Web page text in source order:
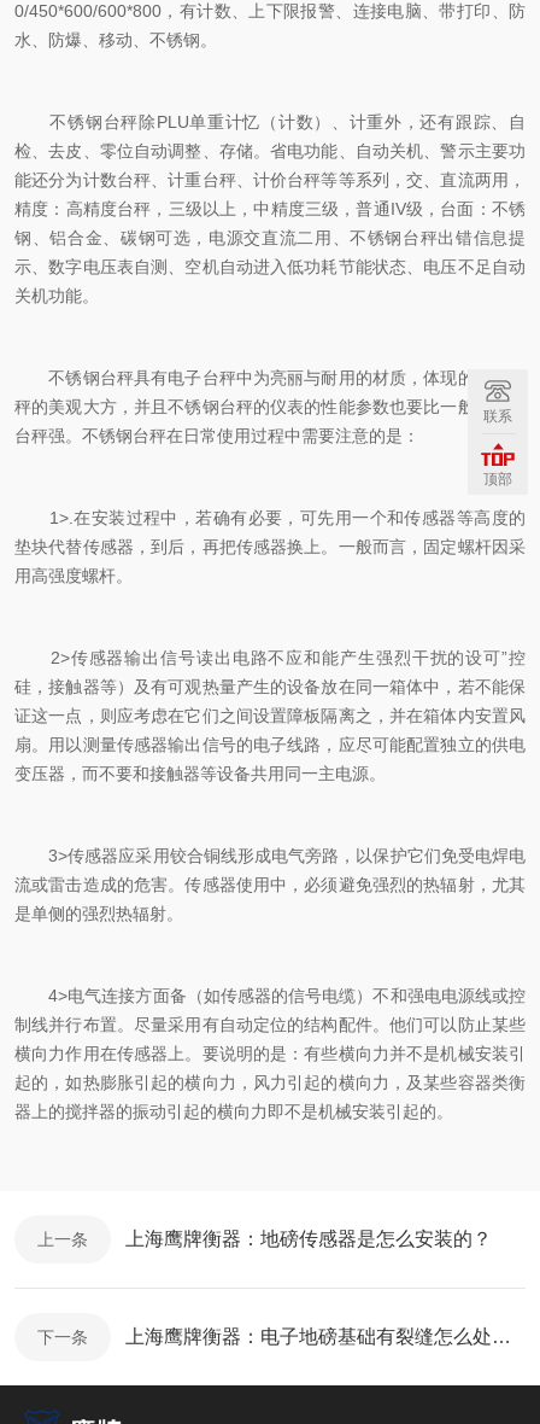
0/450*600/600*800，有计数、上下限报警、连接电脑、带打印、防
水、防爆、移动、不锈钢。
不锈钢台秤除PLU单重计忆（计数）、计重外，还有跟踪、自
检、去皮、零位自动调整、存储。省电功能、自动关机、警示主要功
能还分为计数台秤、计重台秤、计价台秤等等系列，交、直流两用，
精度：高精度台秤，三级以上，中精度三级，普通IV级，台面：不锈
钢、铝合金、碳钢可选，电源交直流二用、不锈钢台秤出错信息提
示、数字电压表自测、空机自动进入低功耗节能状态、电压不足自动
关机功能。
不锈钢台秤具有电子台秤中为亮丽与耐用的材质，体现的是电子
秤的美观大方，并且不锈钢台秤的仪表的性能参数也要比一般的普通
台秤强。不锈钢台秤在日常使用过程中需要注意的是：
1>.在安装过程中，若确有必要，可先用一个和传感器等高度的
垫块代替传感器，到后，再把传感器换上。一般而言，固定螺杆因采
用高强度螺杆。
2>传感器输出信号读出电路不应和能产生强烈干扰的设可”控
硅，接触器等）及有可观热量产生的设备放在同一箱体中，若不能保
证这一点，则应考虑在它们之间设置障板隔离之，并在箱体内安置风
扇。用以测量传感器输出信号的电子线路，应尽可能配置独立的供电
变压器，而不要和接触器等设备共用同一主电源。
3>传感器应采用铰合铜线形成电气旁路，以保护它们免受电焊电
流或雷击造成的危害。传感器使用中，必须避免强烈的热辐射，尤其
是单侧的强烈热辐射。
4>电气连接方面备（如传感器的信号电缆）不和强电电源线或控
制线并行布置。尽量采用有自动定位的结构配件。他们可以防止某些
横向力作用在传感器上。要说明的是：有些横向力并不是机械安装引
起的，如热膨胀引起的横向力，风力引起的横向力，及某些容器类衡
器上的搅拌器的振动引起的横向力即不是机械安装引起的。
上一条 上海鹰牌衡器：地磅传感器是怎么安装的？
下一条 上海鹰牌衡器：电子地磅基础有裂缝怎么处理？
联系
顶部